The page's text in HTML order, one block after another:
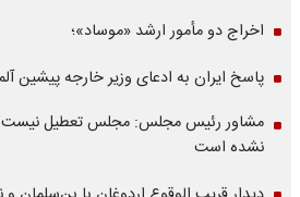
اخراج دو مأمور ارشد «موساد»؛
پاسخ ایران به ادعای وزیر خارجه پیشین
مشاور رئیس مجلس: مجلس تعطیل نیست
نشده است